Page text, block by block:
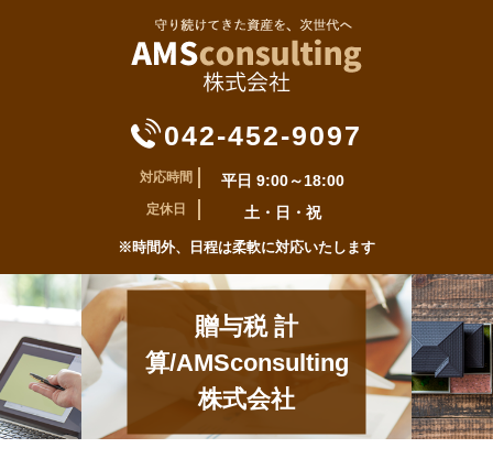
042-452-9097
対応時間 平日 9:00～18:00
定休日 土・日・祝
※時間外、日程は柔軟に対応いたします
贈与税 計
算/AMSconsulting
株式会社